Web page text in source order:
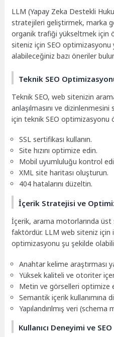
LLM (Yapay Zeka Destekli
stratejileri geliştirmek, marka
organik trafiği yükseltmek için
siteniz için SEO optimizasyonu
alabileceğiniz bazı öneriler
Teknik SEO
Teknik SEO, web sitenizin
anlaşılmasını ve
için teknik SEO optimizasyonu
SSL sertifikası kullanın.
Site hızını optimize edin.
Mobil uyumluluğu kontrol
XML site haritası oluşturun.
404 hatalarını düzeltin.
İçerik Stratejisi ve
İçerik, arama motorlarında üst
faktördür. LLM web siteniz için
optimizasyonu şu şekilde
Anahtar kelime araştırması
Yüksek kaliteli ve otoriter
Metin ve görselleri optimize
Semantik içerik kullanımına
Yapılandırılmış veri (schema
Kullanıcı Deneyimi ve SEO